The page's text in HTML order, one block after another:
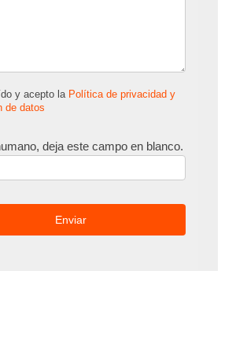
y acepto la Política de privacidad y
de datos
deja este campo en blanco.